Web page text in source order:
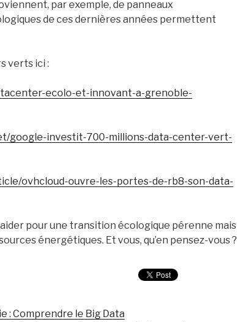
par exemple, de panneaux
de ces dernières années permettent
verts ici :
ecolo-et-innovant-a-grenoble-
google-investit-700-millions-data-center-vert-
ovhcloud-ouvre-les-portes-de-rb8-son-data-
pour une transition écologique pérenne mais
énergétiques. Et vous, qu’en pensez-vous ?
: Comprendre le Big Data